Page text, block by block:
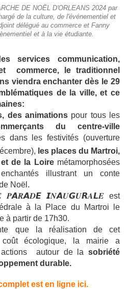
DE NOËL D'ORLEANS 2024 par
de la culture, de l'événementiel et
délégué au commerce et Fanny
et à la vie étudiante.
services communication,
commerce, le traditionnel
viendra enchanter dès le 29
de la ville, et ce
des animationspour tous les
du centre-ville
dans les festivités (ouverture
les places du Martroi,
de la Loiremétamorphosées
illustrant un conte
Noël.
𝑷𝘼𝑹𝘼𝑫𝙀 𝙄𝑵𝘼𝑼𝙂𝑼𝙍𝑨𝙇𝑬 est
à la Place du Martroi le
à partir de 17h30.
que la réalisation de cet
écologique, la mairie a
actions autour de la sobriété
durable.
est en ligne ici.